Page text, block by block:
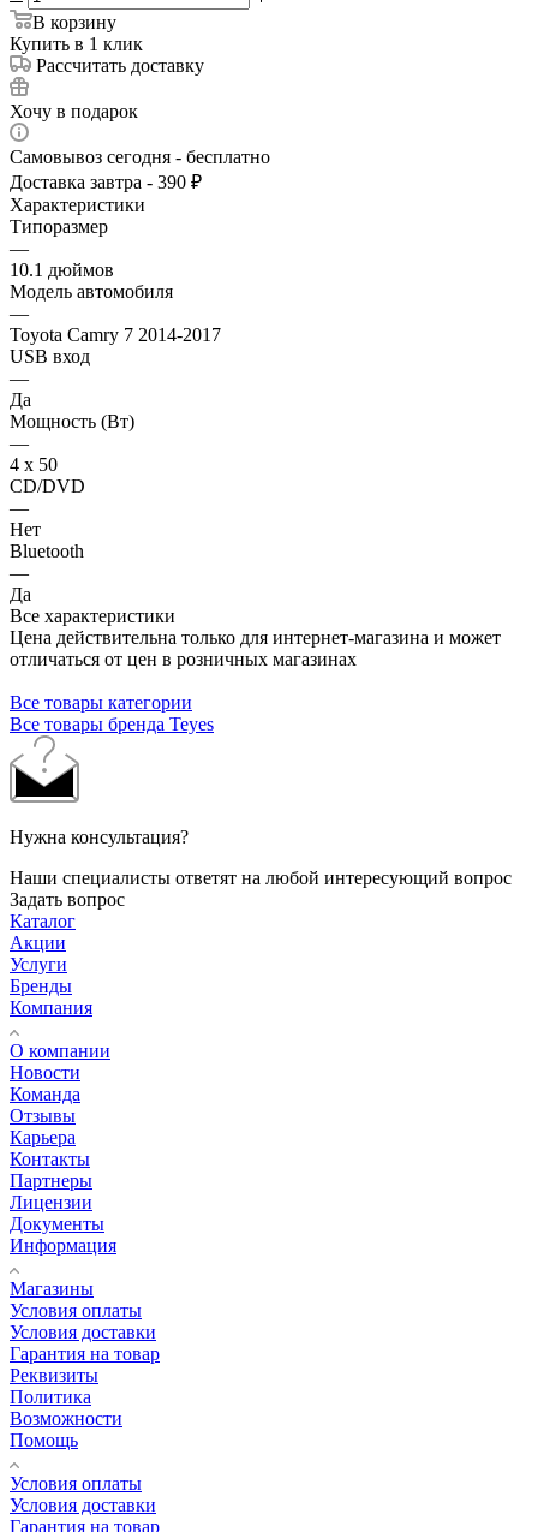
В корзину
Купить в 1 клик
Рассчитать доставку
Хочу в подарок
Самовывоз сегодня - бесплатно
Доставка завтра - 390 ₽
Характеристики
Типоразмер
—
10.1 дюймов
Модель автомобиля
—
Toyota Camry 7 2014-2017
USB вход
—
Да
Мощность (Вт)
—
4 х 50
CD/DVD
—
Нет
Bluetooth
—
Да
Все характеристики
Цена действительна только для интернет-магазина и может
отличаться от цен в розничных магазинах
Все товары категории
Все товары бренда Teyes
Нужна консультация?
Наши специалисты ответят на любой интересующий вопрос
Задать вопрос
Каталог
Акции
Услуги
Бренды
Компания
О компании
Новости
Команда
Отзывы
Карьера
Контакты
Партнеры
Лицензии
Документы
Информация
Магазины
Условия оплаты
Условия доставки
Гарантия на товар
Реквизиты
Политика
Возможности
Помощь
Условия оплаты
Условия доставки
Гарантия на товар